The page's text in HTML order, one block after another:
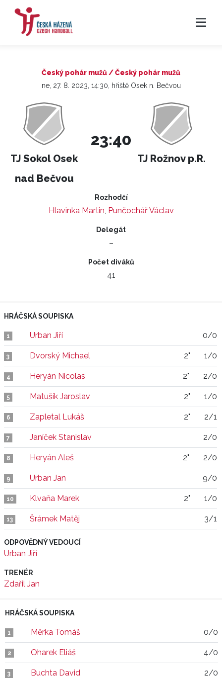
Český pohár mužů / Český pohár mužů
ne, 27. 8. 2023, 14:30, hřiště Osek n. Bečvou
TJ Sokol Osek
nad Bečvou
23:40
TJ Rožnov p.R.
Rozhodčí
Hlavinka Martin, Punčochář Václav
Delegát
–
Počet diváků
41
HRÁČSKÁ SOUPISKA
1 Urban Jiří 0/0
3 Dvorský Michael 2" 1/0
4 Heryán Nicolas 2" 2/0
5 Matušík Jaroslav 2" 1/0
6 Zapletal Lukáš 2" 2/1
7 Janíček Stanislav 2/0
8 Heryán Aleš 2" 2/0
9 Urban Jan 9/0
10 Klvaňa Marek 2" 1/0
13 Šrámek Matěj 3/1
ODPOVĚDNÝ VEDOUCÍ
Urban Jiří
TRENÉR
Zdařil Jan
HRÁČSKÁ SOUPISKA
1 Měrka Tomáš 0/0
2 Oharek Eliáš 4/0
3 Buchta David 2/0